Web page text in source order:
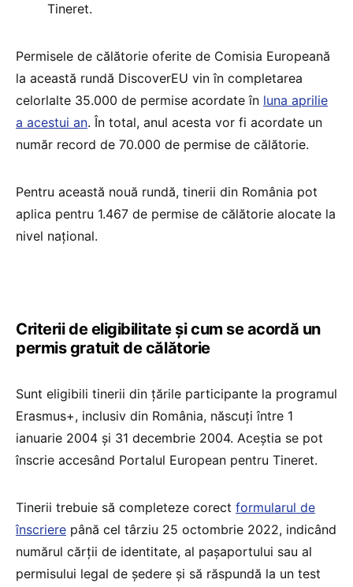
Tineret.
Permisele de călătorie oferite de Comisia Europeană
la această rundă DiscoverEU vin în completarea
celorlalte 35.000 de permise acordate în luna aprilie
a acestui an. În total, anul acesta vor fi acordate un
număr record de 70.000 de permise de călătorie.
Pentru această nouă rundă, tinerii din România pot
aplica pentru 1.467 de permise de călătorie alocate la
nivel național.
Criterii de eligibilitate și cum se acordă un
permis gratuit de călătorie
Sunt eligibili tinerii din țările participante la programul
Erasmus+, inclusiv din România, născuți între 1
ianuarie 2004 și 31 decembrie 2004. Aceștia se pot
înscrie accesând Portalul European pentru Tineret.
Tinerii trebuie să completeze corect formularul de
înscriere până cel târziu 25 octombrie 2022, indicând
numărul cărții de identitate, al pașaportului sau al
permisului legal de ședere și să răspundă la un test